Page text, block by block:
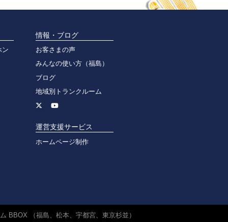
ン
情報・ブログ
お客さまの声
みんなの使い方（福島）
ブログ
地域別トランクルーム
運営支援サービス
ホームページ制作
BBOX （福島、松本、宇都宮、東京杉並）